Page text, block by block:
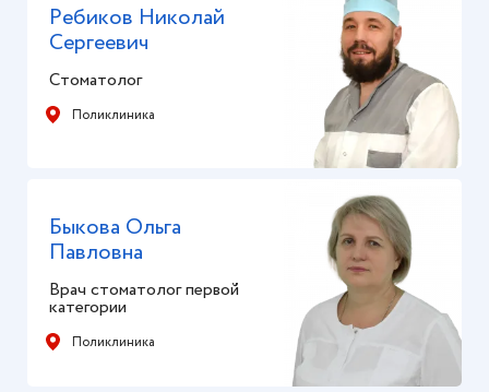
Ребиков Николай
Сергеевич
Стоматолог
Поликлиника
Быкова Ольга
Павловна
Врач стоматолог первой
категории
Поликлиника